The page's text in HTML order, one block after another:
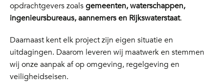
opdrachtgevers zoalsgemeenten, waterschappen,
ingenieursbureaus, aannemers en Rijkswaterstaat.
Daarnaast kent elk project zijn eigen situatie en
uitdagingen. Daarom leveren wij maatwerk en stemmen
wij onze aanpak af op omgeving, regelgeving en
veiligheidseisen.